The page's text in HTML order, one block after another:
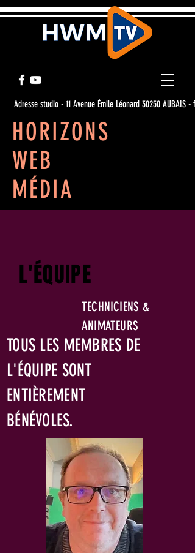
HORIZONS
WEB
MÉDIA
Adresse studio - 11 Avenue Émile Léonard 30250 AUBAIS -
L'ÉQUIPE
TOUS LES MEMBRES DE
L'ÉQUIPE SONT
ENTIÈREMENT
BÉNÉVOLES.
TECHNICIENS &
ANIMATEURS